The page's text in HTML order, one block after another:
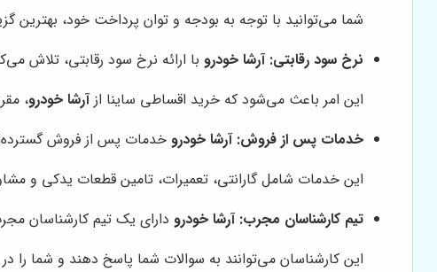
شما می‌توانید با توجه به بودجه و توان پرداخت خود، بهترین
نرخ سود رقابتی: آرشا خودروبا ارائه نرخ سود رقابتی، تلاش
این امر باعث می‌شود که خرید اقساطی ساینا ازآرشا خودرو،
خدمات پس از فروش: آرشا خودروخدمات پس از فروش
این خدمات شامل گارانتی، تعمیرات، تامین قطعات یدکی و
تیم کارشناسان مجرب: آرشا خودرودارای یک تیم کارشناسان
این کارشناسان می‌توانند به سوالات شما پاسخ دهند و شما را